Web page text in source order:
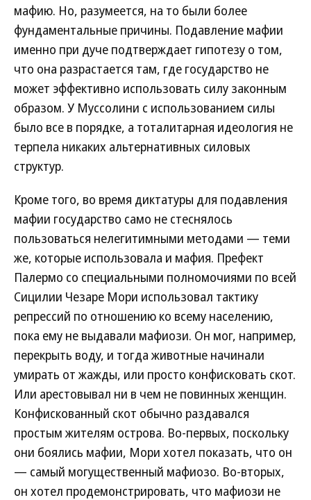
мафию. Но, разумеется, на то были более
фундаментальные причины. Подавление мафии
именно при дуче подтверждает гипотезу о том,
что она разрастается там, где государство не
может эффективно использовать силу законным
образом. У Муссолини с использованием силы
было все в порядке, а тоталитарная идеология не
терпела никаких альтернативных силовых
структур.
Кроме того, во время диктатуры для подавления
мафии государство само не стеснялось
пользоваться нелегитимными методами — теми
же, которые использовала и мафия. Префект
Палермо со специальными полномочиями по всей
Сицилии Чезаре Мори использовал тактику
репрессий по отношению ко всему населению,
пока ему не выдавали мафиози. Он мог, например,
перекрыть воду, и тогда животные начинали
умирать от жажды, или просто конфисковать скот.
Или арестовывал ни в чем не повинных женщин.
Конфискованный скот обычно раздавался
простым жителям острова. Во-первых, поскольку
они боялись мафии, Мори хотел показать, что он
— самый могущественный мафиозо. Во-вторых,
он хотел продемонстрировать, что мафиози не